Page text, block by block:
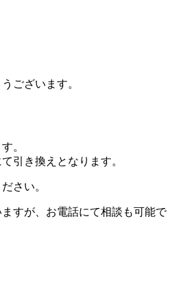
ございます。
。
引き換えとなります。
さい。
すが、お電話にて相談も可能で